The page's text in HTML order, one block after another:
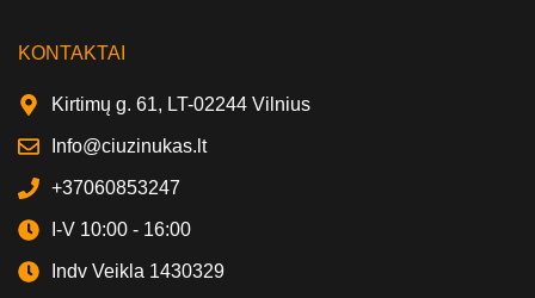
KONTAKTAI
Kirtimų g. 61, LT-02244 Vilnius
Info@ciuzinukas.lt
+37060853247
I-V 10:00 - 16:00
Indv Veikla 1430329